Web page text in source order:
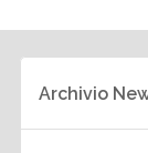
Archivio